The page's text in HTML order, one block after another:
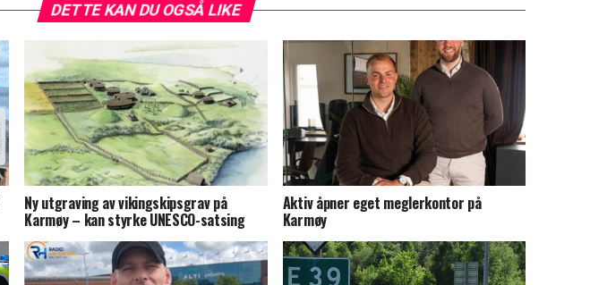
DETTE KAN DU OGSÅ LIKE
Ny utgraving av vikingskipsgrav på
Karmøy – kan styrke UNESCO-satsing
Aktiv åpner eget meglerkontor på
Karmøy